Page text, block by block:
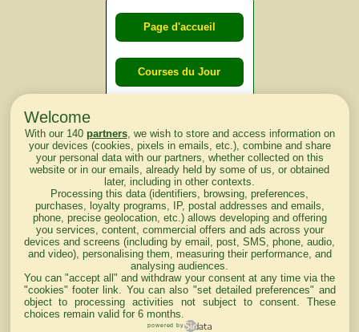
Page d'accueil
Courses du Jour
lendemain
Courses
d'aujourd'hui
Haut de Page
Welcome
With our 140 partners, we wish to store and access information on
your devices (cookies, pixels in emails, etc.), combine and share
your personal data with our partners, whether collected on this
website or in our emails, already held by some of us, or obtained
later, including in other contexts.
Processing this data (identifiers, browsing, preferences,
purchases, loyalty programs, IP, postal addresses and emails,
phone, precise geolocation, etc.) allows developing and offering
you services, content, commercial offers and ads across your
devices and screens (including by email, post, SMS, phone, audio,
and video), personalising them, measuring their performance, and
analysing audiences.
You can "accept all" and withdraw your consent at any time via the
"cookies" footer link . You can also "set detailed preferences" and
object to processing activities not subject to consent. These
choices remain valid for 6 months.
powered by